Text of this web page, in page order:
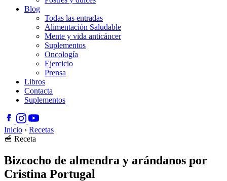
Blog
Todas las entradas
Alimentación Saludable
Mente y vida anticáncer
Suplementos
Oncología
Ejercicio
Prensa
Libros
Contacta
Suplementos
Inicio › Recetas
🥣 Receta
Bizcocho de almendra y arándanos por
Cristina Portugal